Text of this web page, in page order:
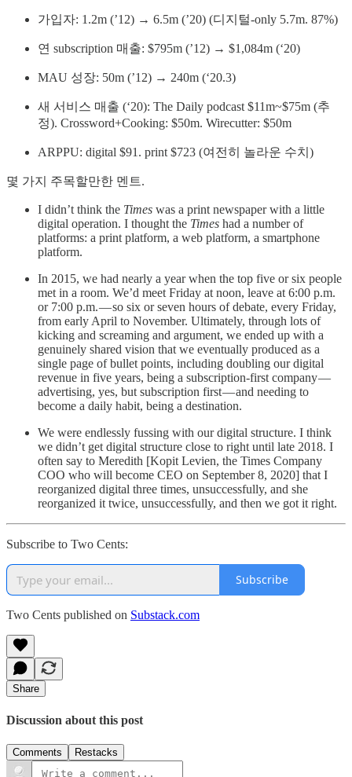
가입자: 1.2m (’12) → 6.5m (’20) (디지털-only 5.7m. 87%)
연 subscription 매출: $795m (’12) → $1,084m (‘20)
MAU 성장: 50m (’12) → 240m (‘20.3)
새 서비스 매출 (‘20): The Daily podcast $11m~$75m (추
정). Crossword+Cooking: $50m. Wirecutter: $50m
ARPPU: digital $91. print $723 (여전히 놀라운 수치)
몇 가지 주목할만한 멘트.
I didn’t think the Times was a print newspaper with a little
digital operation. I thought the Times had a number of
platforms: a print platform, a web platform, a smartphone
platform.
In 2015, we had nearly a year when the top five or six people
met in a room. We’d meet Friday at noon, leave at 6:00 p.m.
or 7:00 p.m. — so six or seven hours of debate, every Friday,
from early April to November. Ultimately, through lots of
kicking and screaming and argument, we ended up with a
genuinely shared vision that we eventually produced as a
single page of bullet points, including doubling our digital
revenue in five years, being a subscription-first company —
advertising, yes, but subscription first — and needing to
become a daily habit, being a destination.
We were endlessly fussing with our digital structure. I think
we didn’t get digital structure close to right until late 2018. I
often say to Meredith [Kopit Levien, the Times Company
COO who will become CEO on September 8, 2020] that I
reorganized digital three times, unsuccessfully, and she
reorganized it twice, unsuccessfully, and then we got it right.
Subscribe to Two Cents:
Subscribe
Two Cents published on Substack.com
Share
Discussion about this post
Comments Restacks